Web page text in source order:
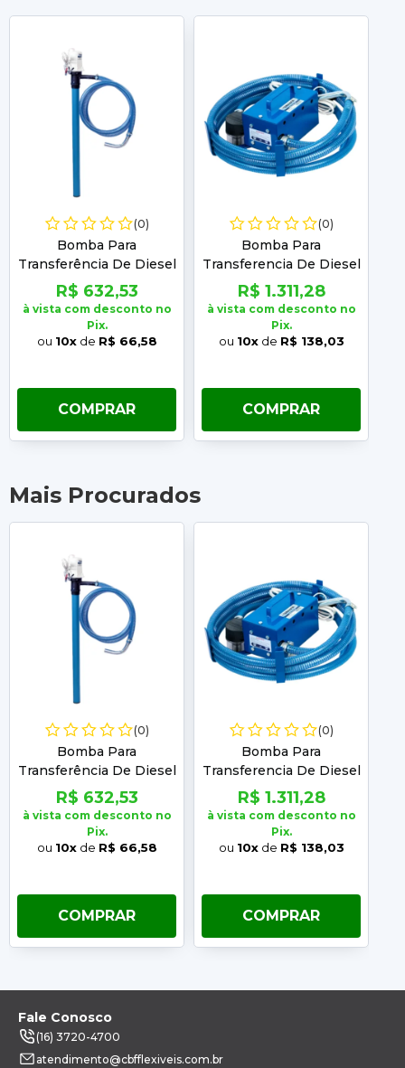
(0)
Bomba Para
Transferência De Diesel
Sem Filtro 303
Yamaguchi
R$ 632,53
à vista com desconto no
Pix.
ou 10xde R$ 66,58
COMPRAR
(0)
Bomba Para
Transferencia De Diesel
304 Yamaguchi
R$ 1.311,28
à vista com desconto no
Pix.
ou 10xde R$ 138,03
COMPRAR
Mais Procurados
(0)
Bomba Para
Transferência De Diesel
Sem Filtro 303
Yamaguchi
R$ 632,53
à vista com desconto no
Pix.
ou 10xde R$ 66,58
COMPRAR
(0)
Bomba Para
Transferencia De Diesel
304 Yamaguchi
R$ 1.311,28
à vista com desconto no
Pix.
ou 10xde R$ 138,03
COMPRAR
Fale Conosco
(16) 3720-4700
atendimento@cbfflexiveis.com.br